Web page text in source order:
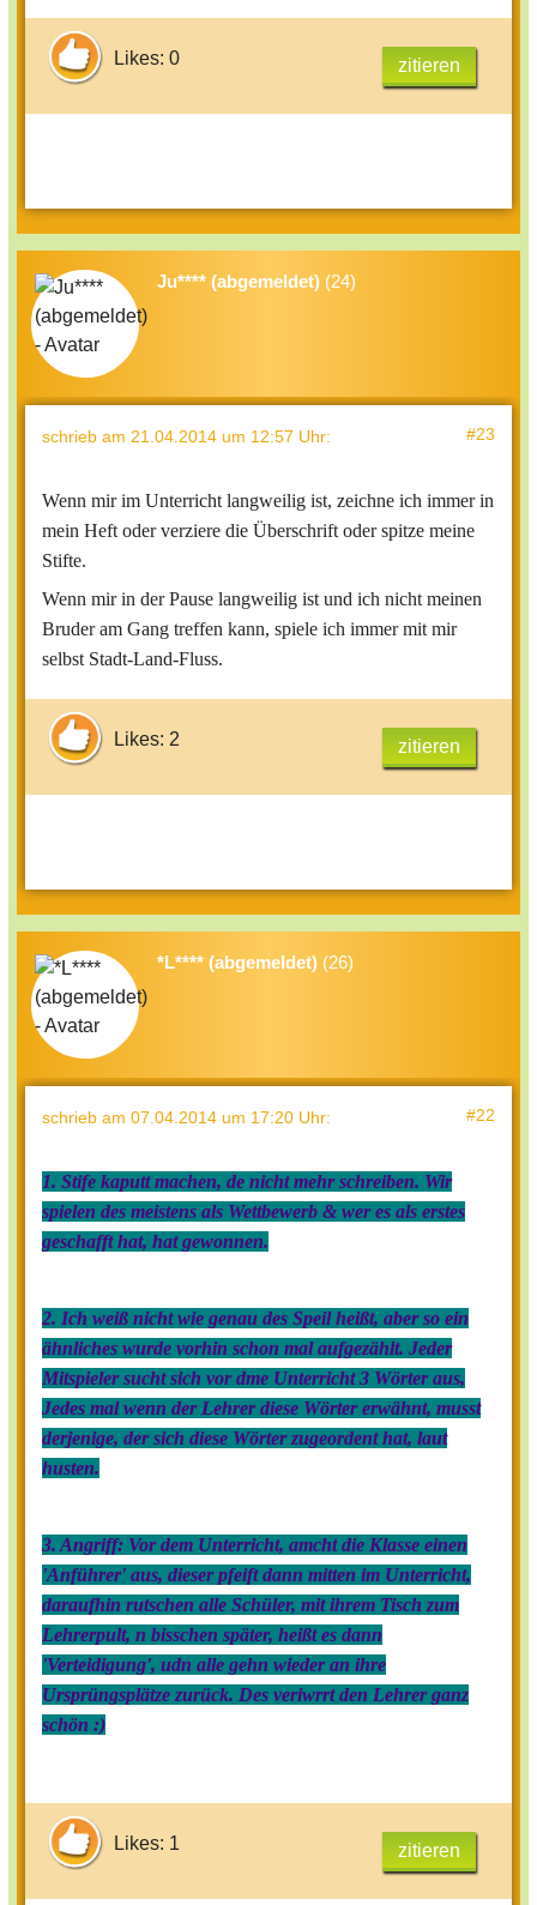
Likes: 0 zitieren
Ju**** (abgemeldet) (24)
schrieb am 21.04.2014 um 12:57 Uhr: #23
Wenn mir im Unterricht langweilig ist, zeichne ich immer in
mein Heft oder verziere die Überschrift oder spitze meine
Stifte.
Wenn mir in der Pause langweilig ist und ich nicht meinen
Bruder am Gang treffen kann, spiele ich immer mit mir
selbst Stadt-Land-Fluss.
Likes: 2 zitieren
*L**** (abgemeldet) (26)
schrieb am 07.04.2014 um 17:20 Uhr: #22
1. Stife kaputt machen, de nicht mehr schreiben. Wir
spielen des meistens als Wettbewerb & wer es als erstes
geschafft hat, hat gewonnen.
2. Ich weiß nicht wie genau des Speil heißt, aber so ein
ähnliches wurde vorhin schon mal aufgezählt. Jeder
Mitspieler sucht sich vor dme Unterricht 3 Wörter aus,
Jedes mal wenn der Lehrer diese Wörter erwähnt, musst
derjenige, der sich diese Wörter zugeordent hat, laut
husten.
3. Angriff: Vor dem Unterricht, amcht die Klasse einen
'Anführer' aus, dieser pfeift dann mitten im Unterricht,
daraufhin rutschen alle Schüler, mit ihrem Tisch zum
Lehrerpult, n bisschen später, heißt es dann
'Verteidigung', udn alle gehn wieder an ihre
Ursprüngsplätze zurück. Des veriwrrt den Lehrer ganz
schön :)
Likes: 1 zitieren